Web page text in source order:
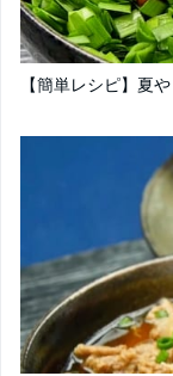
【簡単レシピ】夏